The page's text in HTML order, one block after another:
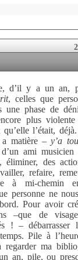
d’il y a un an,
, celles que
une phase de
plus violente
l’était,
a matière –y’a
ami
éliminer, des
refaire,
à mi-chemin
personne ne
Pour avoir
–que de
! – débarrasser
Pile à
ma
an, pile, ou